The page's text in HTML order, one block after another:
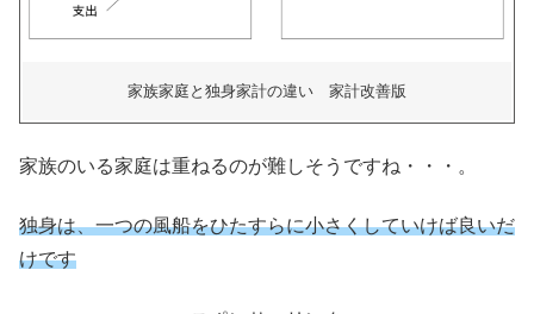
家族家庭と独身家計の違い 家計改善版
家族のいる家庭は重ねるのが難しそうですね・・・。
独身は、一つの風船をひたすらに小さくしていけば良いだ
けです